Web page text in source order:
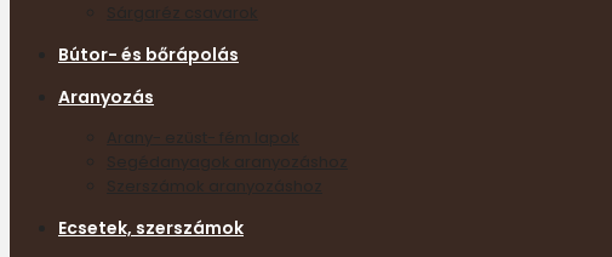
Sárgaréz csavarok
Bútor- és bőrápolás
Aranyozás
Arany- ezüst- fém lapok
Segédanyagok aranyozáshoz
Szerszámok aranyozáshoz
Ecsetek, szerszámok